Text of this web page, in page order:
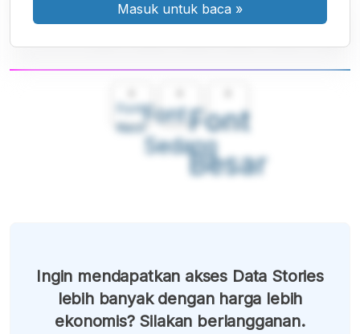
Font
Kecil
Font
Sedang
Font
Besar
Masuk untuk baca »
Ingin mendapatkan akses Data Stories
lebih banyak dengan harga lebih
ekonomis? Silakan berlangganan.